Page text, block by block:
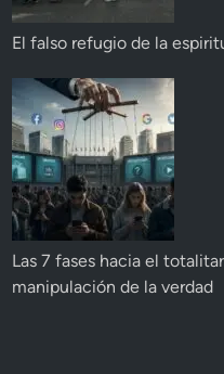
El falso refugio de la
Las 7 fases hacia el
manipulación de la verdad